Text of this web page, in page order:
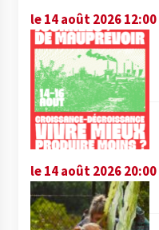
le 14 août 2026 12:00
le 14 août 2026 20:00